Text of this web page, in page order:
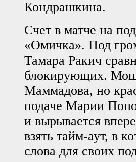
Кондрашкина.
Счет в матче на
«Омичка». Под
Тамара Ракич
блокирующих.
Маммадова, но
подаче Марии
и вырывается
взять тайм-аут, в
слова для своих